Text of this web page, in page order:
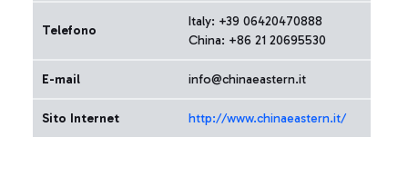
Telefono
Italy: +39 06420470888
China: +86 21 20695530
E-mail info@chinaeastern.it
Sito Internet http://www.chinaeastern.it/